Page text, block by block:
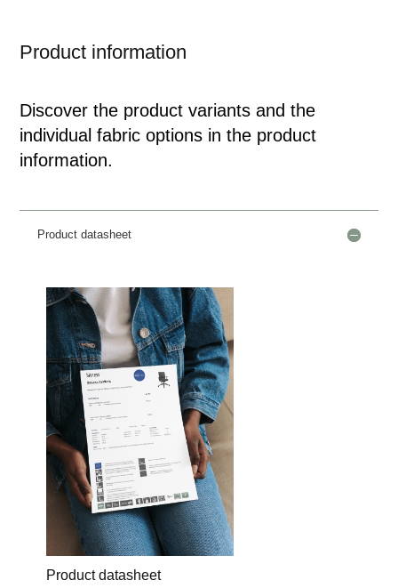
Product information
Discover the product variants and the
individual fabric options in the product
information.
Product datasheet
Product datasheet